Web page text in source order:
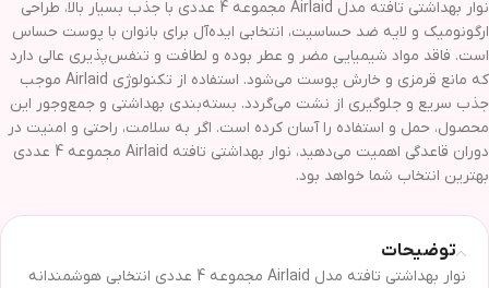
نوار بهداشتی تافته مدل Airlaid مجموعه 4 عددی با جذب بسیار بالا، طراحی
ارگونومیک و لایه ضد حساسیت، انتخابی ایده‌آل برای بانوان با پوست حساس
است. فاقد مواد شیمیایی مضر و عطر بوده و لطافت و تنفس‌پذیری عالی دارد
که مانع قرمزی و خارش پوست می‌شود. استفاده از تکنولوژی Airlaid موجب
جذب سریع و جلوگیری از نشت می‌گردد. بسته‌بندی بهداشتی و جمع‌وجور این
محصول، حمل و استفاده را آسان کرده است. اگر به سلامت، راحتی و امنیت در
دوران قاعدگی اهمیت می‌دهید، نوار بهداشتی تافته Airlaid مجموعه 4 عددی
بهترین انتخاب شما خواهد بود.
توضیحات
نوار بهداشتی تافته مدل Airlaid مجموعه 4 عددی انتخابی هوشمندانه